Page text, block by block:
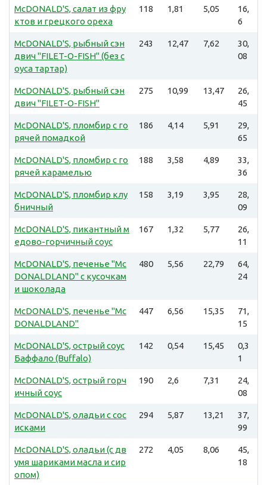
McDONALD'S, салат из фру
ктов и грецкого ореха
118 1,81 5,05
16,
6
McDONALD'S, рыбный сэн
двич "FILET-O-FISH" (без с
оуса тартар)
243 12,47 7,62
30,
08
McDONALD'S, рыбный сэн
двич "FILET-O-FISH"
275 10,99 13,47
26,
45
McDONALD'S, пломбир с го
рячей помадкой
186 4,14 5,91
29,
65
McDONALD'S, пломбир с го
рячей карамелью
188 3,58 4,89
33,
36
McDONALD'S, пломбир клу
бничный
158 3,19 3,95
28,
09
McDONALD'S, пикантный м
едово-горчичный соус
167 1,32 5,77
26,
11
McDONALD'S, печенье "Mc
DONALDLAND" с кусочкам
и шоколада
480 5,56 22,79
64,
24
McDONALD'S, печенье "Mc
DONALDLAND"
447 6,56 15,35
71,
15
McDONALD'S, острый соус
Баффало (Buffalo)
142 0,54 15,45
0,3
1
McDONALD'S, острый горч
ичный соус
190 2,6 7,31
24,
08
McDONALD'S, оладьи с сос
исками
294 5,87 13,21
37,
99
McDONALD'S, оладьи (с дв
умя шариками масла и сир
опом)
272 4,05 8,06
45,
18